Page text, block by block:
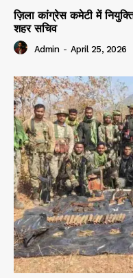
ज़िला कांग्रेस कमेटी में
शहर सचिव
Admin - April 25, 2026